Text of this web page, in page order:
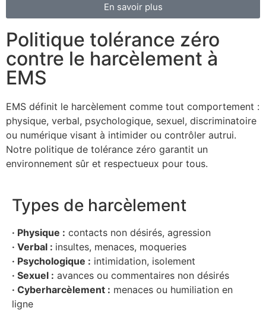
En savoir plus
Politique tolérance zéro
contre le harcèlement à
EMS
EMS définit le harcèlement comme tout comportement :
physique, verbal, psychologique, sexuel, discriminatoire
ou numérique visant à intimider ou contrôler autrui.
Notre politique de tolérance zéro garantit un
environnement sûr et respectueux pour tous.
Types de harcèlement
· Physique : contacts non désirés, agression
· Verbal : insultes, menaces, moqueries
· Psychologique : intimidation, isolement
· Sexuel : avances ou commentaires non désirés
· Cyberharcèlement : menaces ou humiliation en
ligne